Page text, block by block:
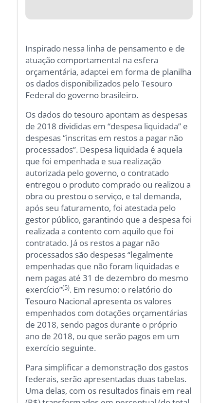
Inspirado nessa linha de pensamento e de
atuação comportamental na esfera
orçamentária, adaptei em forma de planilha
os dados disponibilizados pelo Tesouro
Federal do governo brasileiro.
Os dados do tesouro apontam as despesas
de 2018 divididas em “despesa liquidada” e
despesas “inscritas em restos a pagar não
processados”. Despesa liquidada é aquela
que foi empenhada e sua realização
autorizada pelo governo, o contratado
entregou o produto comprado ou realizou a
obra ou prestou o serviço, e tal demanda,
após seu faturamento, foi atestada pelo
gestor público, garantindo que a despesa foi
realizada a contento com aquilo que foi
contratado. Já os restos a pagar não
processados são despesas “legalmente
empenhadas que não foram liquidadas e
nem pagas até 31 de dezembro do mesmo
exercício”(5). Em resumo: o relatório do
Tesouro Nacional apresenta os valores
empenhados com dotações orçamentárias
de 2018, sendo pagos durante o próprio
ano de 2018, ou que serão pagos em um
exercício seguinte.
Para simplificar a demonstração dos gastos
federais, serão apresentadas duas tabelas.
Uma delas, com os resultados finais em real